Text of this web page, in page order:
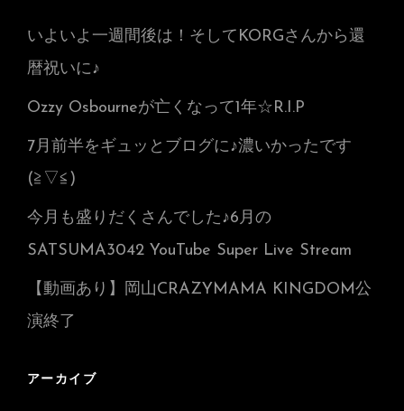
いよいよ一週間後は！そしてKORGさんから還
暦祝いに♪
Ozzy Osbourneが亡くなって1年☆R.I.P
7月前半をギュッとブログに♪濃いかったです
(≧▽≦)
今月も盛りだくさんでした♪6月の
SATSUMA3042 YouTube Super Live Stream
【動画あり】岡山CRAZYMAMA KINGDOM公
演終了
アーカイブ